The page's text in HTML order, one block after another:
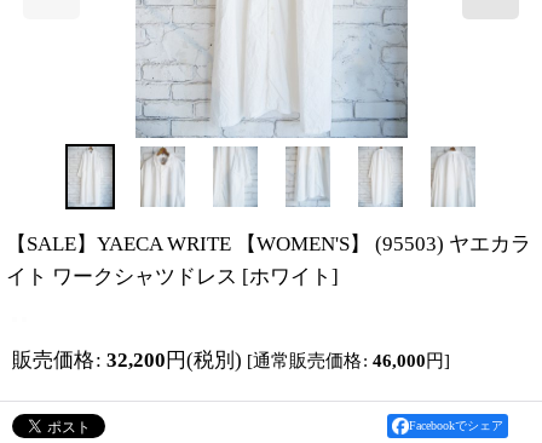
【SALE】YAECA WRITE 【WOMEN'S】 (95503) ヤエカラ
イト ワークシャツドレス [ホワイト ]
販売価格: 32,200 円(税別) [通常販売価格: 46,000円]
Facebookでシェア